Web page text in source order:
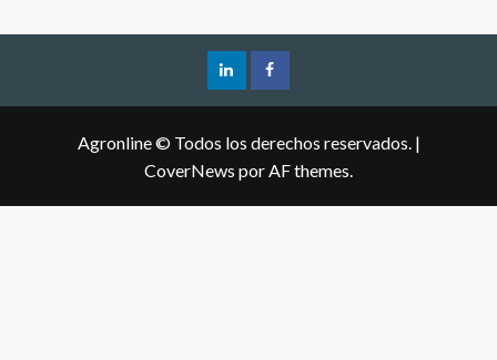
Agronline © Todos los derechos reservados. |
CoverNews por AF themes.